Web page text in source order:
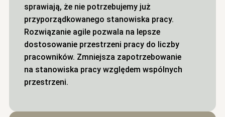
sprawiają, że nie potrzebujemy już
przyporządkowanego stanowiska pracy.
Rozwiązanie agile pozwala na lepsze
dostosowanie przestrzeni pracy do liczby
pracowników. Zmniejsza zapotrzebowanie
na stanowiska pracy względem wspólnych
przestrzeni.